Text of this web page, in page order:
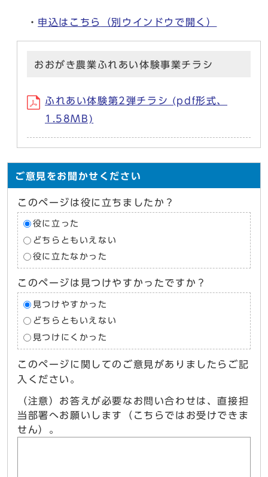
・ 申込はこちら （別ウインドウで開く）
おおがき農業ふれあい体験事業チラシ
ふれあい体験第2弾チラシ (pdf形式、
1.58MB)
ご意見をお聞かせください
このページは役に立ちましたか？
役に立った
どちらともいえない
役に立たなかった
このページは見つけやすかったですか？
見つけやすかった
どちらともいえない
見つけにくかった
このページに関してのご意見がありましたらご記
入ください。
（注意）お答えが必要なお問い合わせは、直接担
当部署へお願いします（こちらではお受けできま
せん）。